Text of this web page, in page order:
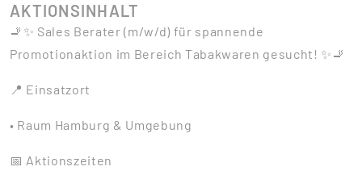
AKTIONSINHALT
🚬✨ Sales Berater (m/w/d) für spannende
Promotionaktion im Bereich Tabakwaren gesucht! ✨🚬
📍 Einsatzort
• Raum Hamburg & Umgebung
📅 Aktionszeiten